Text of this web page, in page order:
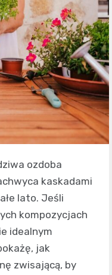
ozdoba
kaskadami
lato. Jeśli
kompozycjach
idealnym
jak
zwisającą, by